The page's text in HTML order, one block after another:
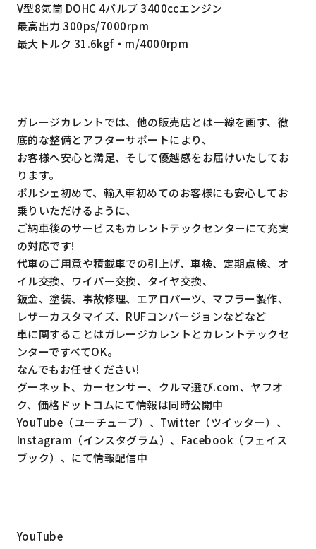
V型8気筒 DOHC 4バルブ 3400ccエンジン
最高出力 300ps/7000rpm
最大トルク 31.6kgf・m/4000rpm
ガレージカレントでは、他の販売店とは一線を画す、徹
底的な整備とアフターサポートにより、
お客様へ安心と満足、そして優越感をお届けいたしてお
ります。
ポルシェ初めて、輸入車初めてのお客様にも安心してお
乗りいただけるように、
ご納車後のサービスもカレントテックセンターにて充実
の対応です!
代車のご用意や積載車での引上げ、車検、定期点検、オ
イル交換、ワイパー交換、タイヤ交換、
鈑金、塗装、事故修理、エアロパーツ、マフラー製作、
レザーカスタマイズ、RUFコンバージョンなどなど
車に関することはガレージカレントとカレントテックセ
ンターですべてOK。
なんでもお任せください!
グーネット、カーセンサー、クルマ選び.com、ヤフオ
ク、価格ドットコムにて情報は同時公開中
YouTube（ユーチューブ）、Twitter（ツイッター）、
Instagram（インスタグラム）、Facebook（フェイス
ブック）、にて情報配信中
YouTube